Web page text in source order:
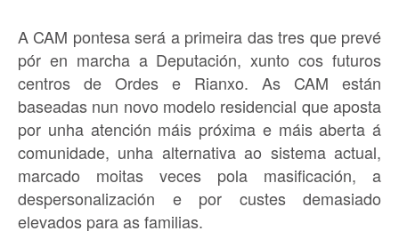
A CAM pontesa será a primeira das tres que prevé
pór en marcha a Deputación, xunto cos futuros
centros de Ordes e Rianxo. As CAM están
baseadas nun novo modelo residencial que aposta
por unha atención máis próxima e máis aberta á
comunidade, unha alternativa ao sistema actual,
marcado moitas veces pola masificación, a
despersonalización e por custes demasiado
elevados para as familias.